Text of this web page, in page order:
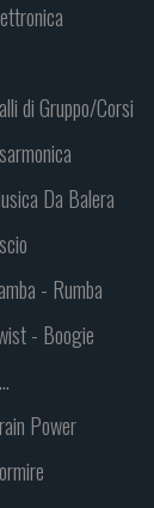
di Gruppo/Corsi
Da Balera
- Rumba
- Boogie
Power